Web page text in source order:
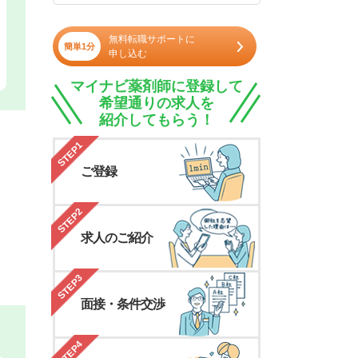
簡単1分
無料転職サポートに
申し込む
マイナビ薬剤師に登録して
希望通りの求人を
紹介してもらう！
STEP1
ご登録
STEP2
求人のご紹介
STEP3
面接・条件交渉